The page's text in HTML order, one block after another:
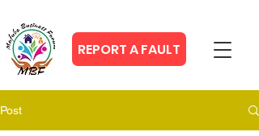
REPORT A FAULT
Post